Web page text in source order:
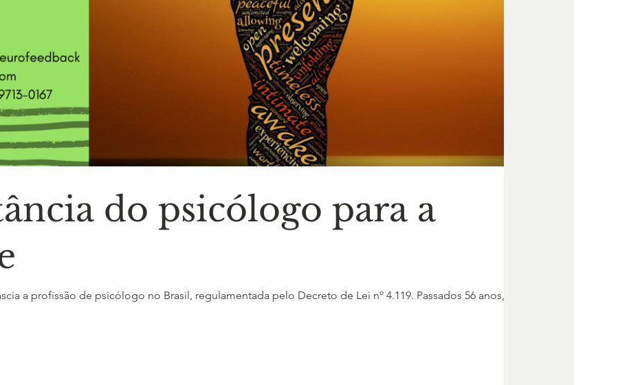
do psicólogo para a
a profissão de psicólogo no Brasil, regulamentada pelo Decreto de Lei nº 4.119. Passados 56 anos,...